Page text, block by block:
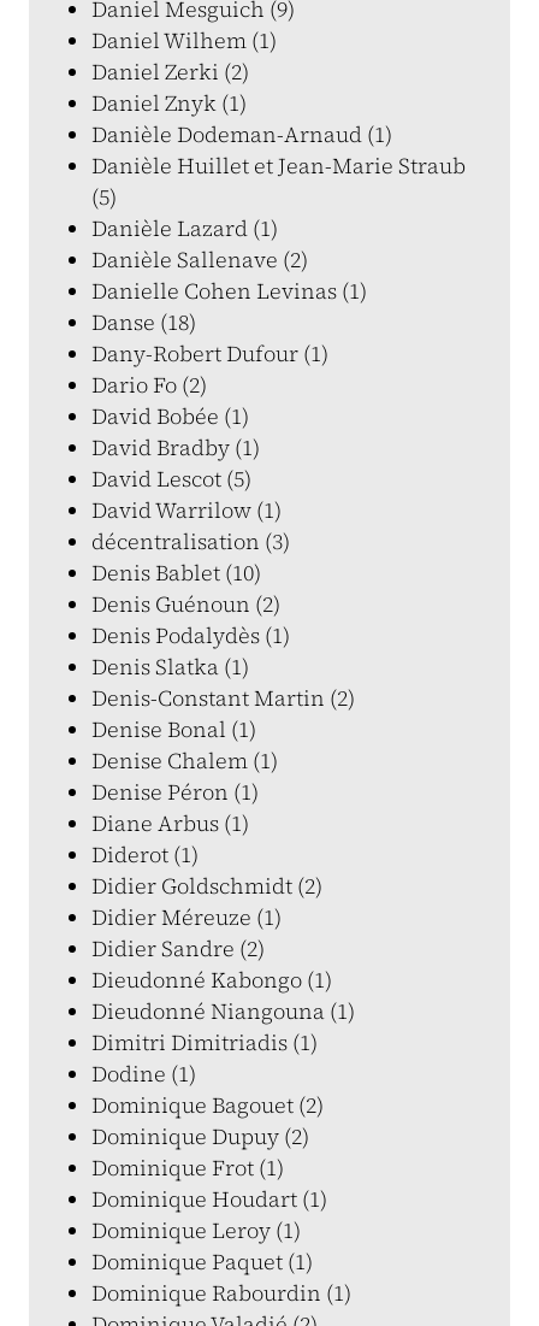
Daniel Mesguich (9)
Daniel Wilhem (1)
Daniel Zerki (2)
Daniel Znyk (1)
Danièle Dodeman-Arnaud (1)
Danièle Huillet et Jean-Marie Straub
(5)
Danièle Lazard (1)
Danièle Sallenave (2)
Danielle Cohen Levinas (1)
Danse (18)
Dany-Robert Dufour (1)
Dario Fo (2)
David Bobée (1)
David Bradby (1)
David Lescot (5)
David Warrilow (1)
décentralisation (3)
Denis Bablet (10)
Denis Guénoun (2)
Denis Podalydès (1)
Denis Slatka (1)
Denis-Constant Martin (2)
Denise Bonal (1)
Denise Chalem (1)
Denise Péron (1)
Diane Arbus (1)
Diderot (1)
Didier Goldschmidt (2)
Didier Méreuze (1)
Didier Sandre (2)
Dieudonné Kabongo (1)
Dieudonné Niangouna (1)
Dimitri Dimitriadis (1)
Dodine (1)
Dominique Bagouet (2)
Dominique Dupuy (2)
Dominique Frot (1)
Dominique Houdart (1)
Dominique Leroy (1)
Dominique Paquet (1)
Dominique Rabourdin (1)